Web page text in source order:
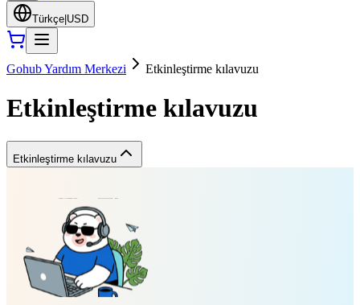
Türkçe USD
Gohub Yardım Merkezi Etkinleştirme kılavuzu
Etkinleştirme kılavuzu
Etkinleştirme kılavuzu